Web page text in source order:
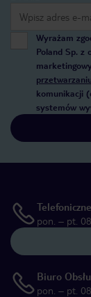
Wyrażam
Poland Sp. z
komunikacji
systemów
pon. – pt.
Biuro
pon. – pt.